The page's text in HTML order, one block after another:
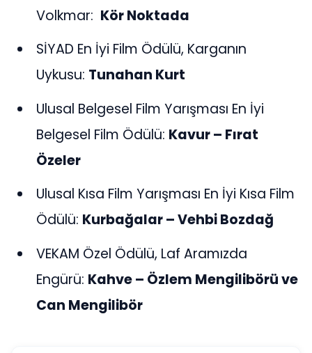
Volkmar: Kör Noktada
SİYAD En İyi Film Ödülü, Karganın
Uykusu: Tunahan Kurt
Ulusal Belgesel Film Yarışması En İyi
Belgesel Film Ödülü: Kavur – Fırat
Özeler
Ulusal Kısa Film Yarışması En İyi Kısa Film
Ödülü: Kurbağalar – Vehbi Bozdağ
VEKAM Özel Ödülü, Laf Aramızda
Engürü: Kahve – Özlem Mengilibörü ve
Can Mengilibör